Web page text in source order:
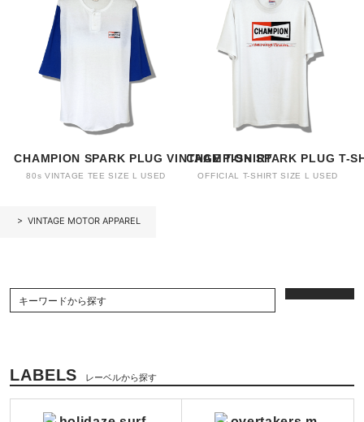
CHAMPION SPARK PLUG VINTAGE T-SHIRT
80s VINTAGE TEE SIZE L USED
CHAMPION SPARK PLUG T-
OFFICIAL T-SHIRT SIZE L USED
>VINTAGE MOTOR APPAREL
LABELS レーベルから探す